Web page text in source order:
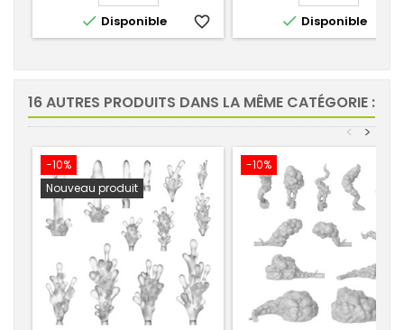
 Disponible favorite_border  Disponible
16 AUTRES PRODUITS DANS LA MÊME CATÉGORIE :
>
<
-10%
Nouveau produit
-10%